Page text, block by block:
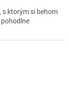
s ktorým si behom